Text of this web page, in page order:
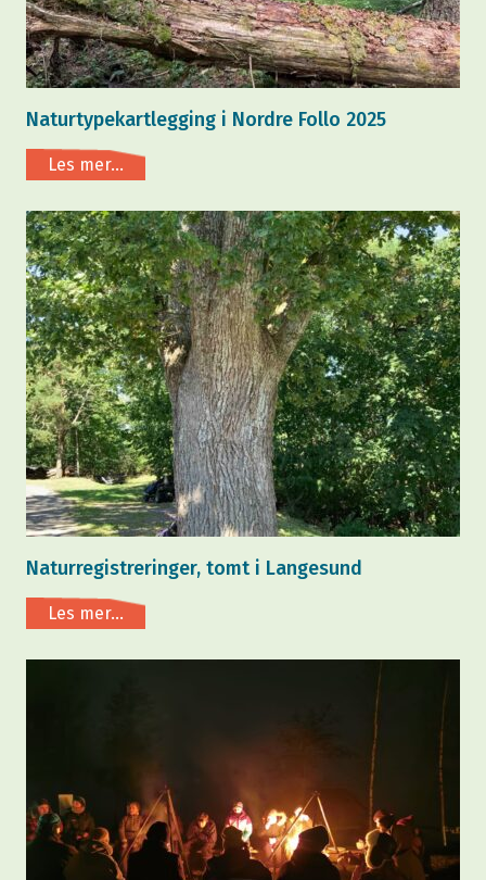
Naturtypekartlegging i Nordre Follo 2025
Les mer...
Naturregistreringer, tomt i Langesund
Les mer...